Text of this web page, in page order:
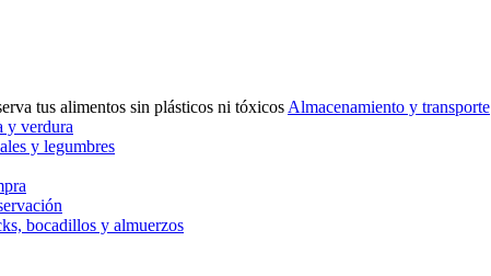
tus alimentos sin plásticos ni tóxicos Almacenamiento y transporte
y verdura
y legumbres
bocadillos y almuerzos